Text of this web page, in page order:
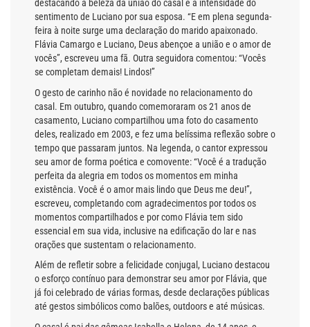
destacando a beleza da união do casal e a intensidade do
sentimento de Luciano por sua esposa. “E em plena segunda-
feira à noite surge uma declaração do marido apaixonado.
Flávia Camargo e Luciano, Deus abençoe a união e o amor de
vocês”, escreveu uma fã. Outra seguidora comentou: “Vocês
se completam demais! Lindos!”
O gesto de carinho não é novidade no relacionamento do
casal. Em outubro, quando comemoraram os 21 anos de
casamento, Luciano compartilhou uma foto do casamento
deles, realizado em 2003, e fez uma belíssima reflexão sobre o
tempo que passaram juntos. Na legenda, o cantor expressou
seu amor de forma poética e comovente: “Você é a tradução
perfeita da alegria em todos os momentos em minha
existência. Você é o amor mais lindo que Deus me deu!”,
escreveu, completando com agradecimentos por todos os
momentos compartilhados e por como Flávia tem sido
essencial em sua vida, inclusive na edificação do lar e nas
orações que sustentam o relacionamento.
Além de refletir sobre a felicidade conjugal, Luciano destacou
o esforço contínuo para demonstrar seu amor por Flávia, que
já foi celebrado de várias formas, desde declarações públicas
até gestos simbólicos como balões, outdoors e até músicas.